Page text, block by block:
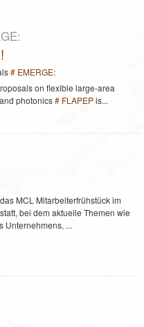
# EMERGE:
on flexible large-area
photonics# FLAPEPis...
MCL Mitarbeiterfrühstück im
bei dem aktuelle Themen wie
Unternehmens, ...